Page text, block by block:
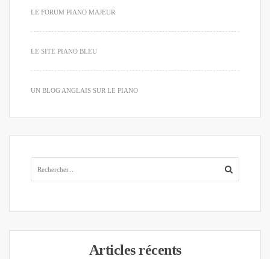
LE FORUM PIANO MAJEUR
LE SITE PIANO BLEU
UN BLOG ANGLAIS SUR LE PIANO
Articles récents